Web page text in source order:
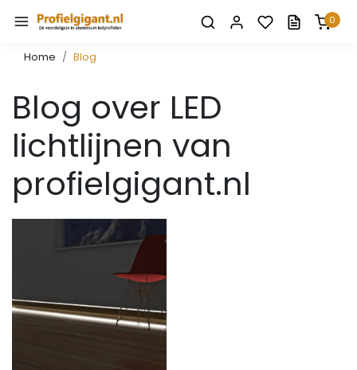
0
Home Blog
Blog over LED
lichtlijnen van
profielgigant.nl